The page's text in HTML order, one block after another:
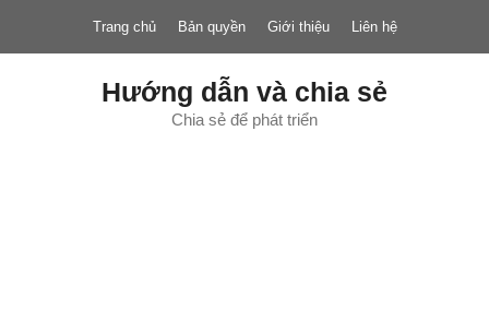
nội
Trang chủ Bản quyền Giới thiệu Liên hệ
Hướng dẫn và chia sẻ
Chia sẻ để phát triển